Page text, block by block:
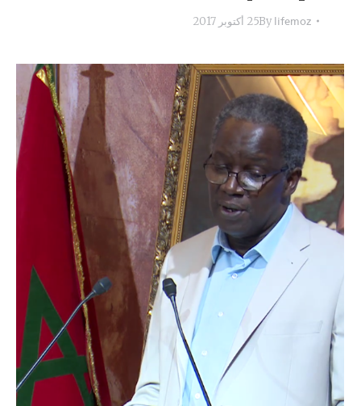
By lifemoz 25 أكتوبر 2017